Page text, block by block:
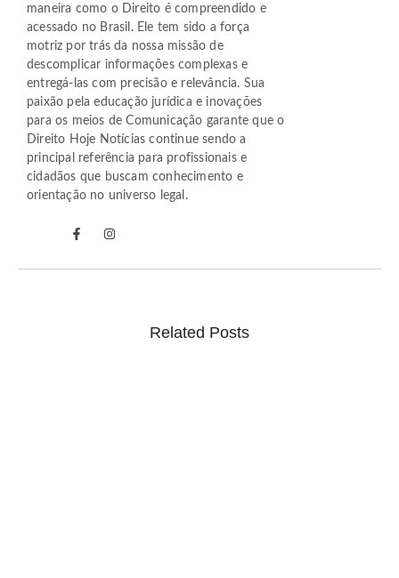
maneira como o Direito é compreendido e
acessado no Brasil. Ele tem sido a força
motriz por trás da nossa missão de
descomplicar informações complexas e
entregá-las com precisão e relevância. Sua
paixão pela educação jurídica e inovações
para os meios de Comunicação garante que o
Direito Hoje Notícias continue sendo a
principal referência para profissionais e
cidadãos que buscam conhecimento e
orientação no universo legal.
Related Posts